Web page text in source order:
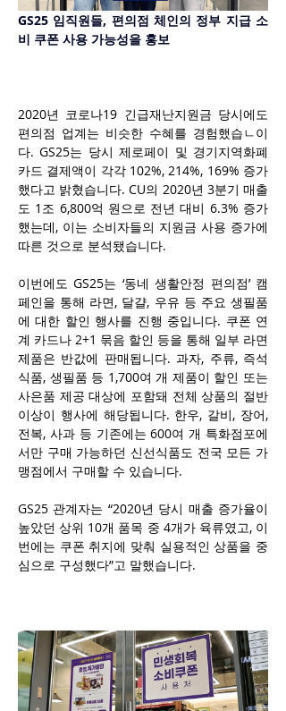
GS25 임직원들, 편의점 체인의 정부 지급 소
비 쿠폰 사용 가능성을 홍보
2020년 코로나19 긴급재난지원금 당시에도
편의점 업계는 비슷한 수혜를 경험했습ㄴ이
다. GS25는 당시 제로페이 및 경기지역화폐
카드 결제액이 각각 102%, 214%, 169% 증가
했다고 밝혔습니다. CU의 2020년 3분기 매출
도 1조 6,800억 원으로 전년 대비 6.3% 증가
했는데, 이는 소비자들의 지원금 사용 증가에
따른 것으로 분석됐습니다.
이번에도 GS25는 ‘동네 생활안정 편의점’ 캠
페인을 통해 라면, 달걀, 우유 등 주요 생필품
에 대한 할인 행사를 진행 중입니다. 쿠폰 연
계 카드나 2+1 묶음 할인 등을 통해 일부 라면
제품은 반값에 판매됩니다. 과자, 주류, 즉석
식품, 생필품 등 1,700여 개 제품이 할인 또는
사은품 제공 대상에 포함돼 전체 상품의 절반
이상이 행사에 해당됩니다. 한우, 갈비, 장어,
전복, 사과 등 기존에는 600여 개 특화점포에
서만 구매 가능하던 신선식품도 전국 모든 가
맹점에서 구매할 수 있습니다.
GS25 관계자는 “2020년 당시 매출 증가율이
높았던 상위 10개 품목 중 4개가 육류였고, 이
번에는 쿠폰 취지에 맞춰 실용적인 상품을 중
심으로 구성했다”고 말했습니다.